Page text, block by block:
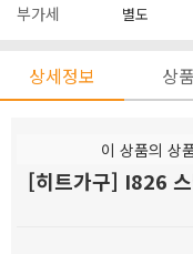
부가세 별도
상세정보 상
이 상품의 상
[히트가구] I826